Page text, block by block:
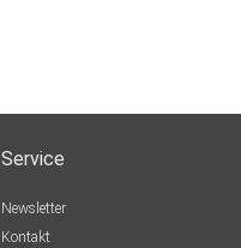
Service
Newsletter
Kontakt